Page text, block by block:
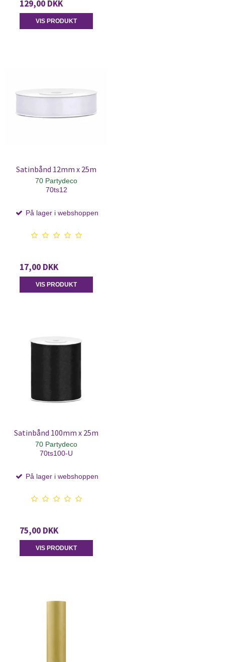
129,00 DKK
VIS PRODUKT
Satinbånd 12mm x 25m
70 Partydeco
70ts12
På lager i webshoppen
17,00 DKK
VIS PRODUKT
Satinbånd 100mm x 25m
70 Partydeco
70ts100-U
På lager i webshoppen
75,00 DKK
VIS PRODUKT